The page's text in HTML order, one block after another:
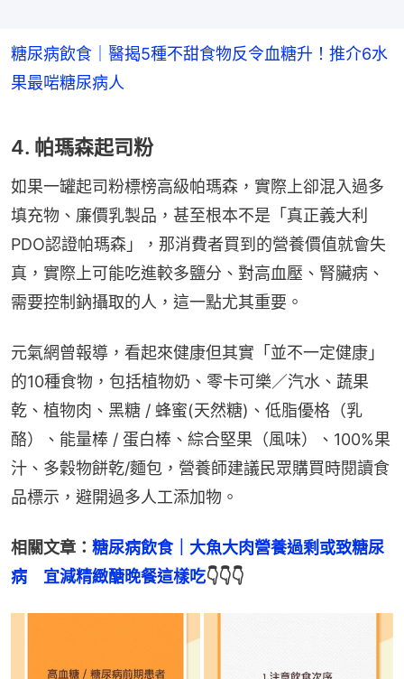
糖尿病飲食｜醫揭5種不甜食物反令血糖升！推介6水
果最啱糖尿病人
4. 帕瑪森起司粉
如果一罐起司粉標榜高級帕瑪森，實際上卻混入過多
填充物、廉價乳製品，甚至根本不是「真正義大利
PDO認證帕瑪森」，那消費者買到的營養價值就會失
真，實際上可能吃進較多鹽分、對高血壓、腎臟病、
需要控制鈉攝取的人，這一點尤其重要。
元氣網曾報導，看起來健康但其實「並不一定健康」
的10種食物，包括植物奶、零卡可樂／汽水、蔬果
乾、植物肉、黑糖 / 蜂蜜(天然糖)、低脂優格（乳
酪）、能量棒 / 蛋白棒、綜合堅果（風味）、100%果
汁、多穀物餅乾/麵包，營養師建議民眾購買時閱讀食
品標示，避開過多人工添加物。
相關文章： 糖尿病飲食｜大魚大肉營養過剩或致糖尿
病　宜減精緻醣晚餐這樣吃👇👇👇